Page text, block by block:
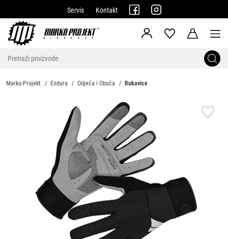
Servis Kontakt
Marko-Projekt Endura Odjeća i Obuća Rukavice